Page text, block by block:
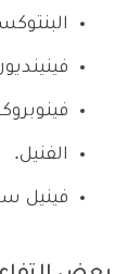
الفنيل.
فينيل